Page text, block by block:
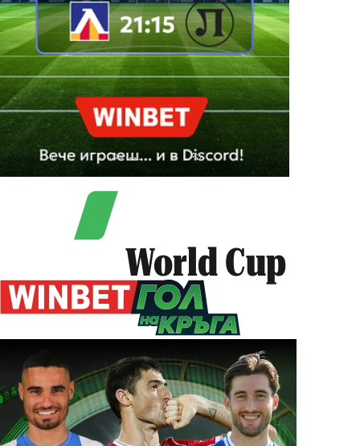
World Cup